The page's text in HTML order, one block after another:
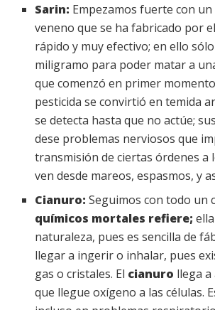
Sarin: Empezamos fuerte con
veneno que se ha fabricado por
rápido y muy efectivo; en ello
miligramo para poder matar a
que comenzó en primer
pesticida se convirtió en temida
se detecta hasta que no actúe;
dese problemas nerviosos que
transmisión de ciertas órdenes a
ven desde mareos, espasmos, y
Cianuro:Seguimos con todo un
químicos mortales refiere;
naturaleza, pues es sencilla de
llegar a ingerir o inhalar, pues
gas o cristales. El cianuro llega
que llegue oxígeno a las células.